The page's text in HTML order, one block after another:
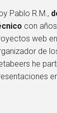
Pablo R.M.,
con
web
de
he